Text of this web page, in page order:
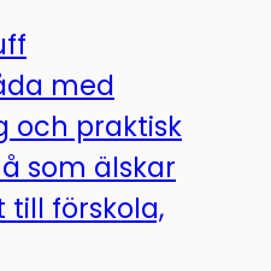
med
och praktisk
som älskar
till förskola,